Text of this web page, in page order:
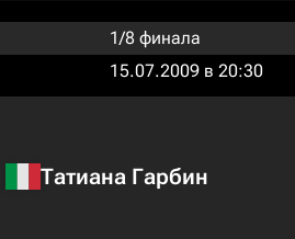
1/8 финала
15.07.2009 в 20:30
Татиана Гарбин